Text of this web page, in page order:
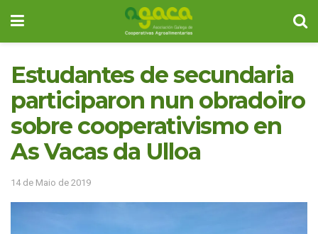
Estudantes de secundaria
participaron nun obradoiro
sobre cooperativismo en
As Vacas da Ulloa
14 de Maio de 2019